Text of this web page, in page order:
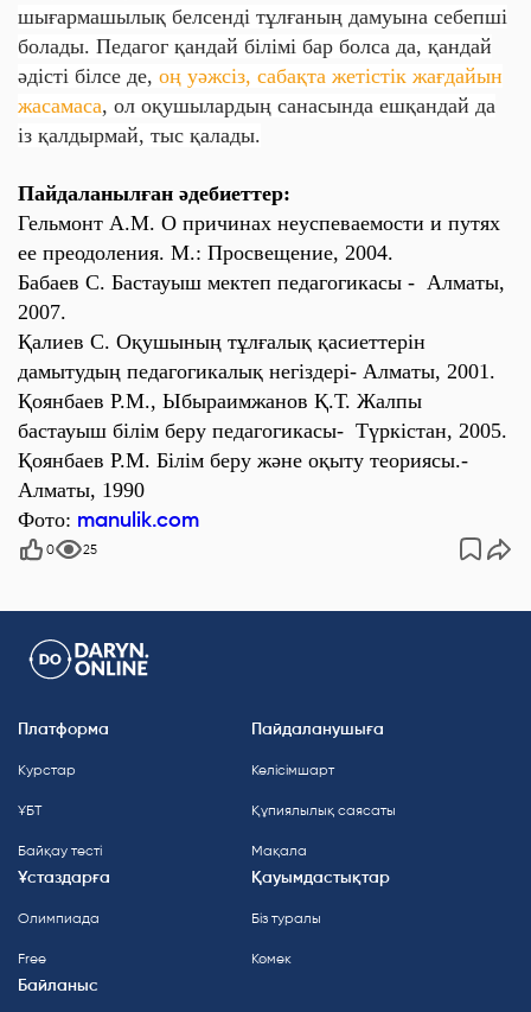
шығармашылық белсенді тұлғаның дамуына себепші
болады. Педагог қандай білімі бар болса да, қандай
әдісті білсе де, оң уәжсіз, сабақта жетістік жағдайын
жасамаса, ол оқушылардың санасында ешқандай да
із қалдырмай, тыс қалады.
Пайдаланылған әдебиеттер:
Гельмонт А.М. О причинах неуспеваемости и путях
ее преодоления. М.: Просвещение, 2004.
Бабаев С. Бастауыш мектеп педагогикасы - Алматы,
2007.
Қалиев С. Оқушының тұлғалық қасиеттерін
дамытудың педагогикалық негіздері- Алматы, 2001.
Қоянбаев Р.М., Ыбыраимжанов Қ.Т. Жалпы
бастауыш білім беру педагогикасы- Түркістан, 2005.
Қоянбаев Р.М. Білім беру және оқыту теориясы.-
Алматы, 1990
Фото: manulik.com
0 25
Платформа
Курстар
ҰБТ
Байқау тесті
Пайдаланушыға
Келісімшарт
Құпиялылық саясаты
Мақала
Ұстаздарға
Олимпиада
Free
Қауымдастықтар
Біз туралы
Көмек
Байланыс